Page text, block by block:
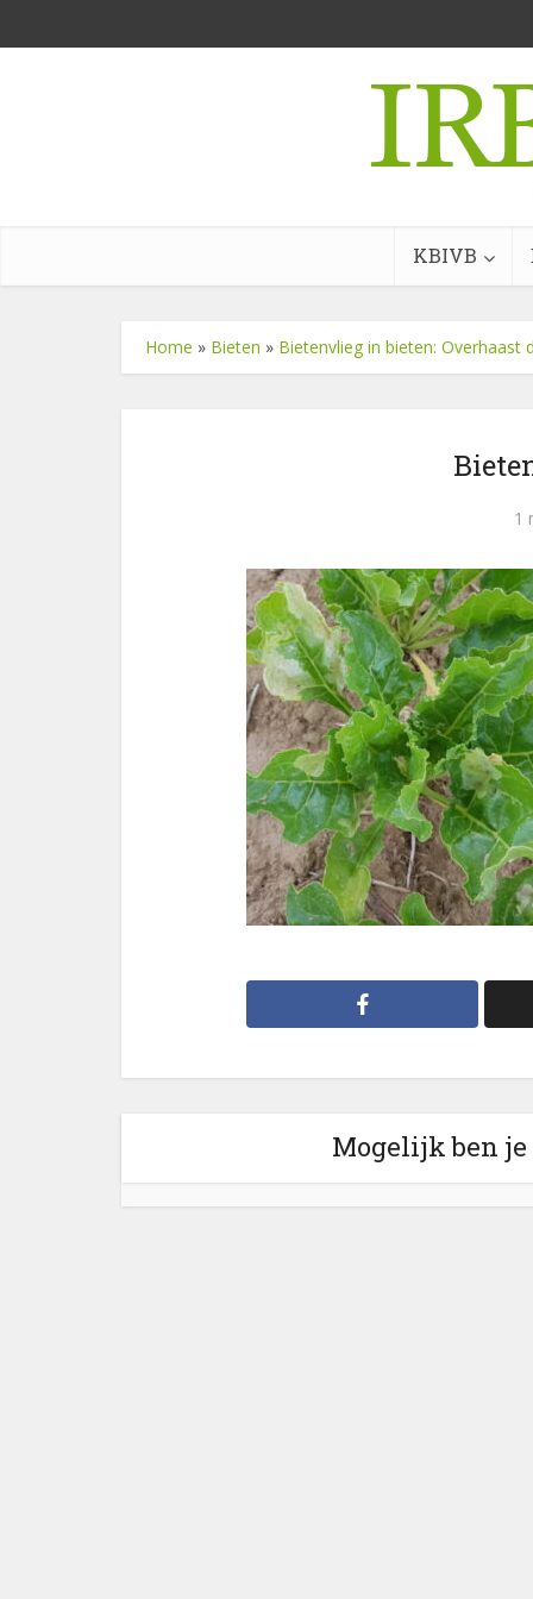
KBIVB
Home » Bieten » Bietenvlieg in bieten: Overhaast
1
Mogelijk ben